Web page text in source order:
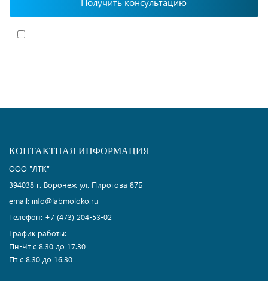
КОНТАКТНАЯ ИНФОРМАЦИЯ
ООО "ЛТК"
394038 г. Воронеж ул. Пирогова 87Б
email: info@labmoloko.ru
Телефон: +7 (473) 204-53-02
График работы:
Пн-Чт с 8.30 до 17.30
Пт с 8.30 до 16.30